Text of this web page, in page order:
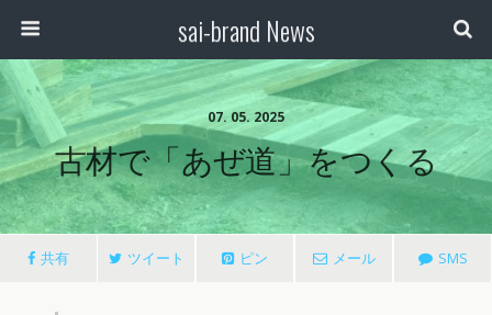
sai-brand News
07. 05. 2025
古材で「あぜ道」をつくる
共有 ツイート ピン メール SMS